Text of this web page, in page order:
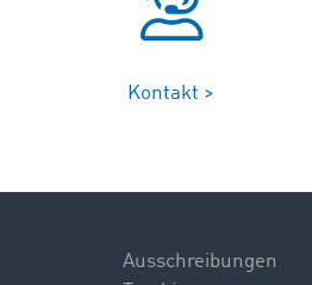
Kontakt >
Ausschreibungen